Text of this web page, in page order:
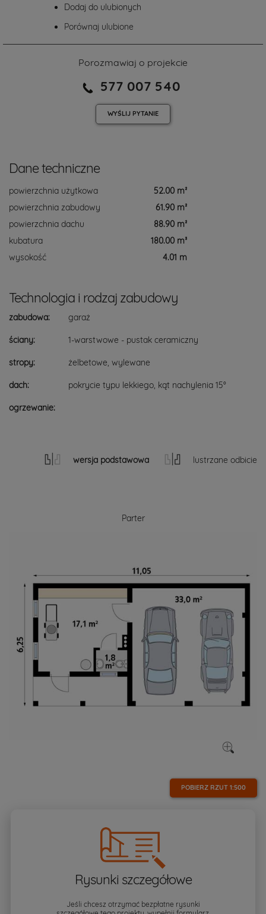
Dodaj do ulubionych
Porównaj ulubione
Porozmawiaj o projekcie
577 007 540
WYŚLIJ PYTANIE
Dane techniczne
powierzchnia użytkowa
52.00 m²
powierzchnia zabudowy
61.90 m²
powierzchnia dachu
88.90 m²
kubatura
180.00 m³
wysokość
4.01 m
Technologia i rodzaj zabudowy
zabudowa: garaż
ściany: 1-warstwowe - pustak ceramiczny
stropy: żelbetowe, wylewane
dach: pokrycie typu lekkiego, kąt nachylenia 15°
ogrzewanie:
wersja podstawowa lustrzane odbicie
Parter
POBIERZ RZUT 1:500
Rysunki szczegółowe
Jeśli chcesz otrzymać bezpłatne rysunki